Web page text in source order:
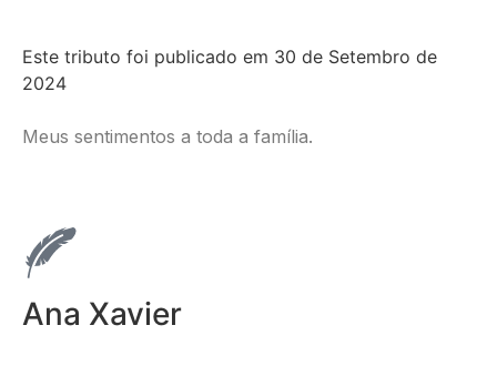
Este tributo foi publicado em 30 de Setembro de
2024
Meus sentimentos a toda a família.
Ana Xavier